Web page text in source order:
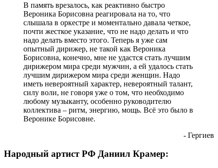
В память врезалось, как реактивно быстро
Вероника Борисовна реагировала на то, что
слышала в оркестре и моментально давала четкое,
почти жесткое указание, что не надо делать и что
надо делать вместо этого. Теперь я уже сам
опытный дирижер, не такой как Вероника
Борисовна, конечно, мне не удастся стать лучшим
дирижером мира среди мужчин, а ей удалось стать
лучшим дирижером мира среди женщин. Надо
иметь невероятный характер, невероятный талант,
силу воли, не говоря уже о том, что необходимо
любому музыканту, особенно руководителю
коллектива – ритм, энергию, мощь. Всё это было в
Веронике Борисовне.
- Гергиев
Народный артист РФ Даниил Крамер: